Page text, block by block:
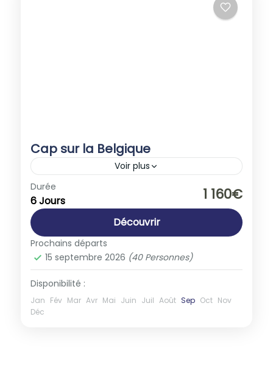
Cap sur la Belgique
Voir plus
Belgique
1-40 People
Durée
6 Jours 1 160€
Découvrir
Prochains départs
15 septembre 2026 (40 Personnes)
Disponibilité :
Jan Fév Mar Avr Mai Juin Juil Août Sep Oct Nov
Déc